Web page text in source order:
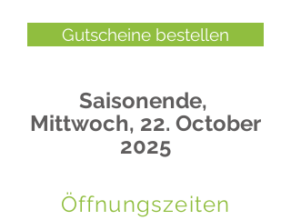
Gutscheine bestellen
Saisonende,
Mittwoch, 22. October
2025
Öffnungszeiten